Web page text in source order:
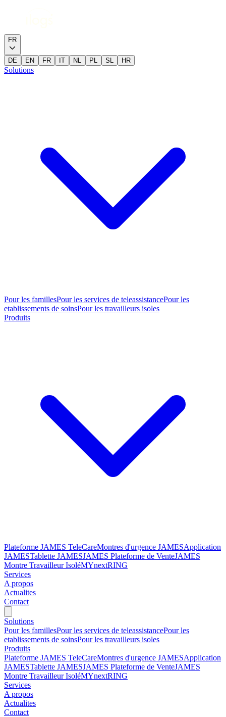
FR
DE EN FR IT NL PL SL HR
Solutions
Pour les famillesPour les services de teleassistancePour les
etablissements de soinsPour les travailleurs isoles
Produits
Plateforme JAMES TeleCareMontres d'urgence JAMESApplication
JAMESTablette JAMESJAMES Plateforme de VenteJAMES
Montre Travailleur IsoléMYnextRING
Services
A propos
Actualites
Contact
Solutions
Pour les famillesPour les services de teleassistancePour les
etablissements de soinsPour les travailleurs isoles
Produits
Plateforme JAMES TeleCareMontres d'urgence JAMESApplication
JAMESTablette JAMESJAMES Plateforme de VenteJAMES
Montre Travailleur IsoléMYnextRING
Services
A propos
Actualites
Contact